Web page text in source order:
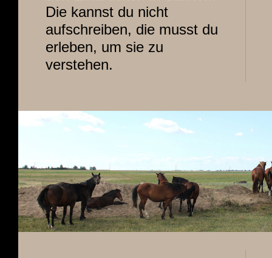
Die kannst du nicht
aufschreiben, die musst du
erleben, um sie zu
verstehen.